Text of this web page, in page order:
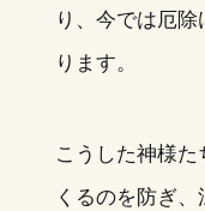
り、今では厄
ります。
こうした神様
くるのを防ぎ